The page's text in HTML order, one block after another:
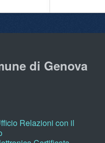
di Genova
Relazioni con il